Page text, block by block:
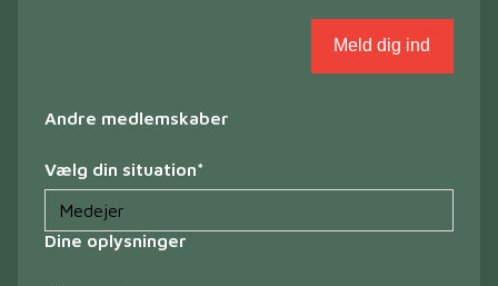
Andre medlemskaber
Vælg din situation*
Dine oplysninger